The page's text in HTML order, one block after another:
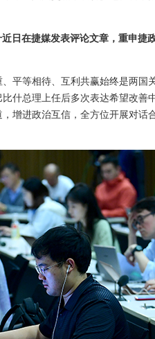
日在捷媒发表评论文章，重申捷
平等相待、互利共赢始终是两国
什总理上任后多次表达希望改善
增进政治互信，全方位开展对话